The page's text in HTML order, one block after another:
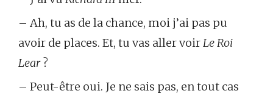
– Ah, tu as de la chance, moi j’ai pas pu
avoir de places. Et, tu vas aller voirLe Roi
Lear?
– Peut-être oui. Je ne sais pas, en tout cas